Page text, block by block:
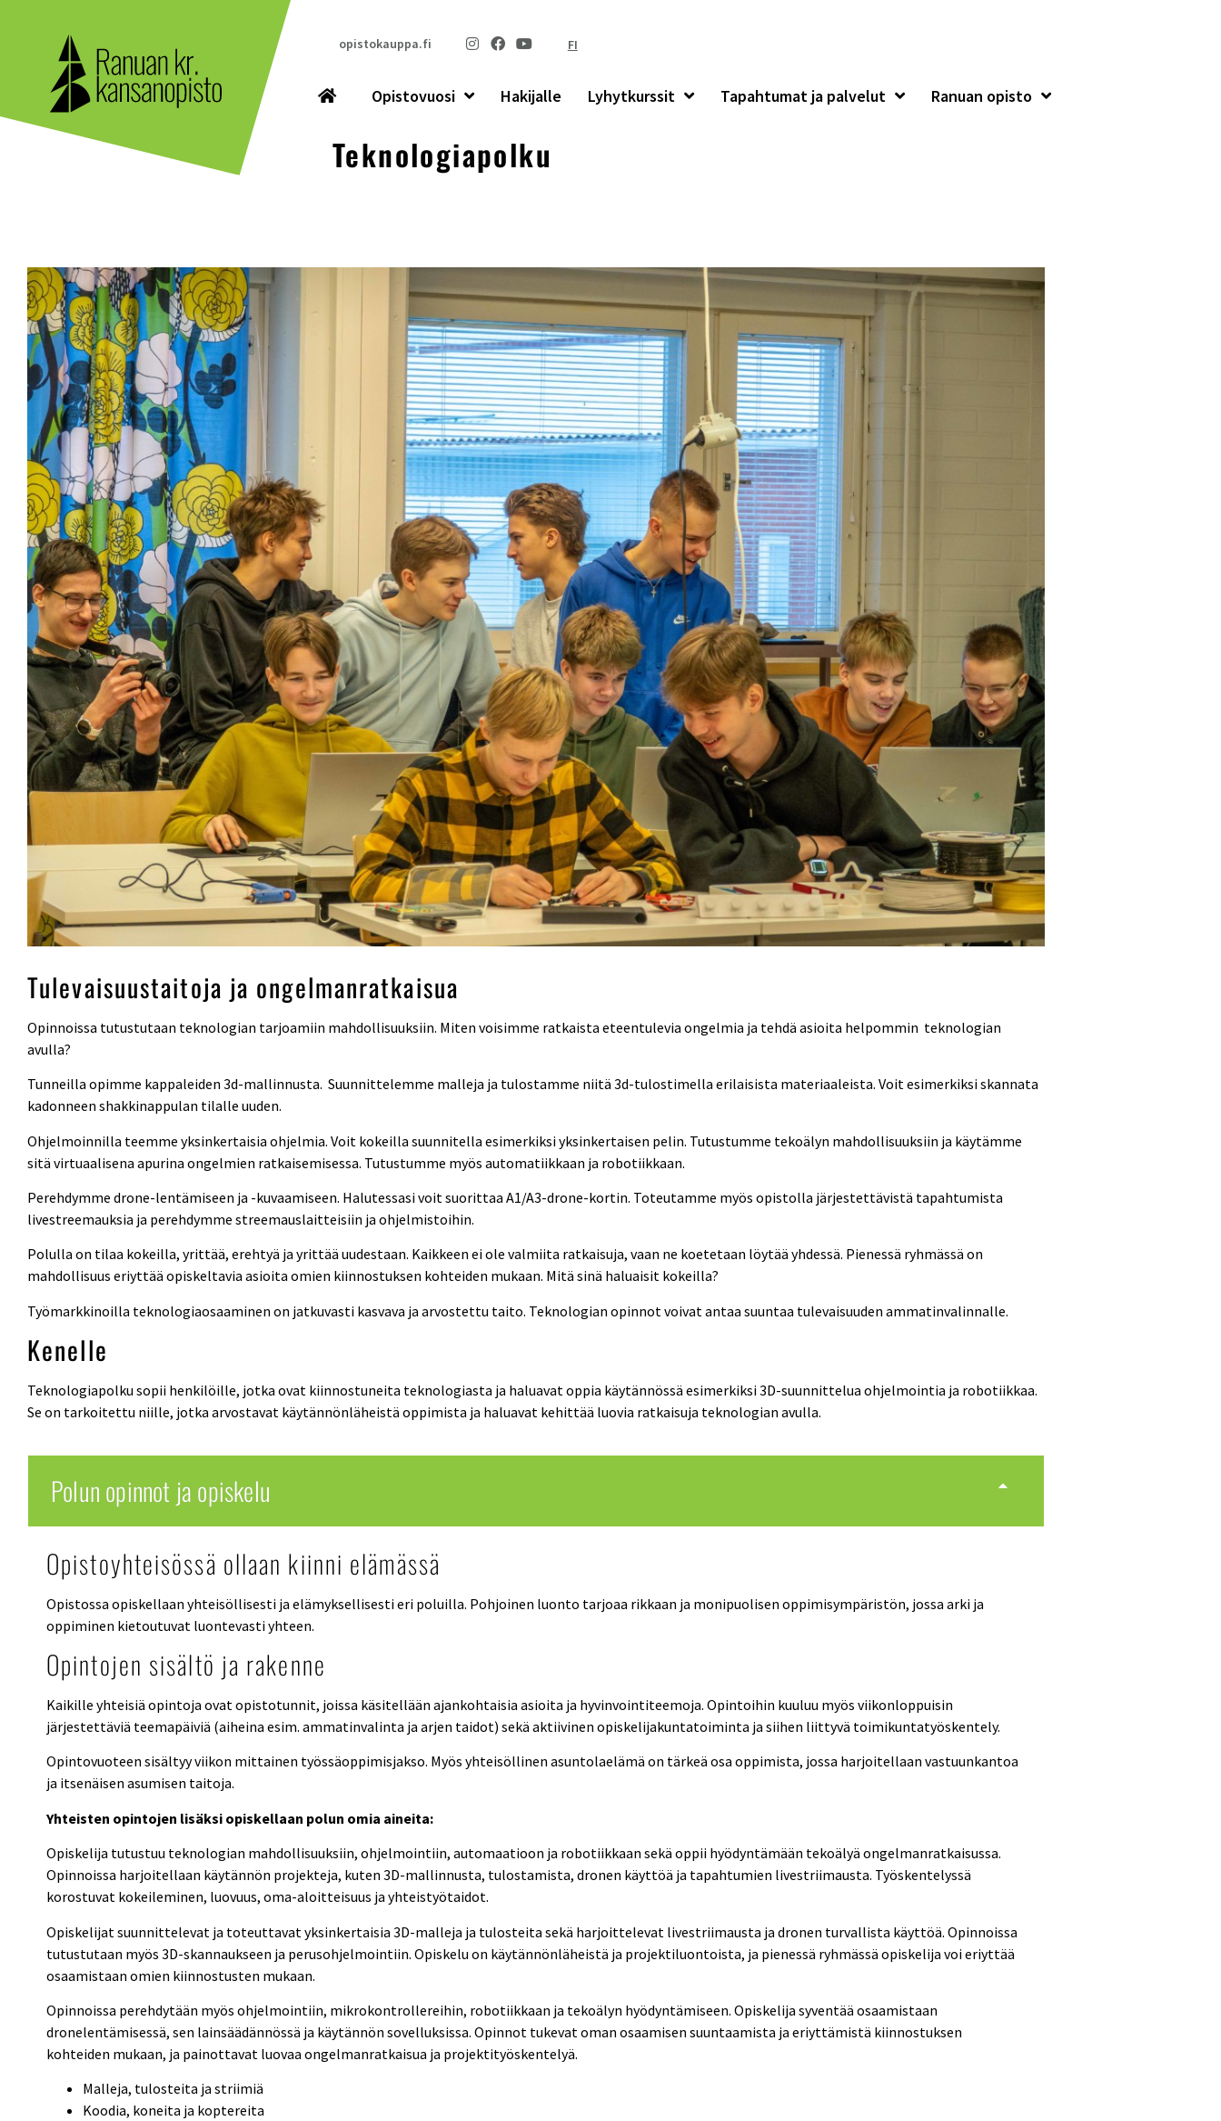
opistokauppa.fi FI
Opistovuosi Hakijalle Lyhytkurssit Tapahtumat ja palvelut Ranuan opisto
Teknologiapolku
Tulevaisuustaitoja ja ongelmanratkaisua
Opinnoissa tutustutaan teknologian tarjoamiin mahdollisuuksiin. Miten voisimme ratkaista eteentulevia ongelmia ja tehdä asioita helpommin teknologian
avulla?
Tunneilla opimme kappaleiden 3d-mallinnusta. Suunnittelemme malleja ja tulostamme niitä 3d-tulostimella erilaisista materiaaleista. Voit esimerkiksi skannata
kadonneen shakkinappulan tilalle uuden.
Ohjelmoinnilla teemme yksinkertaisia ohjelmia. Voit kokeilla suunnitella esimerkiksi yksinkertaisen pelin. Tutustumme tekoälyn mahdollisuuksiin ja käytämme
sitä virtuaalisena apurina ongelmien ratkaisemisessa. Tutustumme myös automatiikkaan ja robotiikkaan.
Perehdymme drone-lentämiseen ja -kuvaamiseen. Halutessasi voit suorittaa A1/A3-drone-kortin. Toteutamme myös opistolla järjestettävistä tapahtumista
livestreemauksia ja perehdymme streemauslaitteisiin ja ohjelmistoihin.
Polulla on tilaa kokeilla, yrittää, erehtyä ja yrittää uudestaan. Kaikkeen ei ole valmiita ratkaisuja, vaan ne koetetaan löytää yhdessä. Pienessä ryhmässä on
mahdollisuus eriyttää opiskeltavia asioita omien kiinnostuksen kohteiden mukaan. Mitä sinä haluaisit kokeilla?
Työmarkkinoilla teknologiaosaaminen on jatkuvasti kasvava ja arvostettu taito. Teknologian opinnot voivat antaa suuntaa tulevaisuuden ammatinvalinnalle.
Kenelle
Teknologiapolku sopii henkilöille, jotka ovat kiinnostuneita teknologiasta ja haluavat oppia käytännössä esimerkiksi 3D-suunnittelua ohjelmointia ja robotiikkaa.
Se on tarkoitettu niille, jotka arvostavat käytännönläheistä oppimista ja haluavat kehittää luovia ratkaisuja teknologian avulla.
Polun opinnot ja opiskelu
Opistoyhteisössä ollaan kiinni elämässä
Opistossa opiskellaan yhteisöllisesti ja elämyksellisesti eri poluilla. Pohjoinen luonto tarjoaa rikkaan ja monipuolisen oppimisympäristön, jossa arki ja
oppiminen kietoutuvat luontevasti yhteen.
Opintojen sisältö ja rakenne
Kaikille yhteisiä opintoja ovat opistotunnit, joissa käsitellään ajankohtaisia asioita ja hyvinvointiteemoja. Opintoihin kuuluu myös viikonloppuisin
järjestettäviä teemapäiviä (aiheina esim. ammatinvalinta ja arjen taidot) sekä aktiivinen opiskelijakuntatoiminta ja siihen liittyvä toimikuntatyöskentely.
Opintovuoteen sisältyy viikon mittainen työssäoppimisjakso. Myös yhteisöllinen asuntolaelämä on tärkeä osa oppimista, jossa harjoitellaan vastuunkantoa
ja itsenäisen asumisen taitoja.
Yhteisten opintojen lisäksi opiskellaan polun omia aineita:
Opiskelija tutustuu teknologian mahdollisuuksiin, ohjelmointiin, automaatioon ja robotiikkaan sekä oppii hyödyntämään tekoälyä ongelmanratkaisussa.
Opinnoissa harjoitellaan käytännön projekteja, kuten 3D-mallinnusta, tulostamista, dronen käyttöä ja tapahtumien livestriimausta. Työskentelyssä
korostuvat kokeileminen, luovuus, oma-aloitteisuus ja yhteistyötaidot.
Opiskelijat suunnittelevat ja toteuttavat yksinkertaisia 3D-malleja ja tulosteita sekä harjoittelevat livestriimausta ja dronen turvallista käyttöä. Opinnoissa
tutustutaan myös 3D-skannaukseen ja perusohjelmointiin. Opiskelu on käytännönläheistä ja projektiluontoista, ja pienessä ryhmässä opiskelija voi eriyttää
osaamistaan omien kiinnostusten mukaan.
Opinnoissa perehdytään myös ohjelmointiin, mikrokontrollereihin, robotiikkaan ja tekoälyn hyödyntämiseen. Opiskelija syventää osaamistaan
dronelentämisessä, sen lainsäädännössä ja käytännön sovelluksissa. Opinnot tukevat oman osaamisen suuntaamista ja eriyttämistä kiinnostuksen
kohteiden mukaan, ja painottavat luovaa ongelmanratkaisua ja projektityöskentelyä.
Malleja, tulosteita ja striimiä
Koodia, koneita ja koptereita